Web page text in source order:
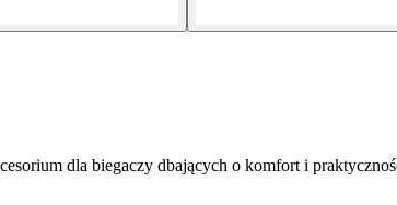
dla biegaczy dbających o komfort i